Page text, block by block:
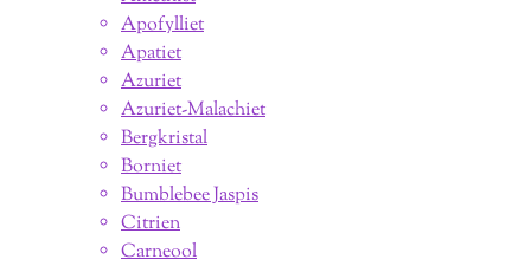
Apofylliet
Apatiet
Azuriet
Azuriet-Malachiet
Bergkristal
Borniet
Bumblebee Jaspis
Citrien
Carneool